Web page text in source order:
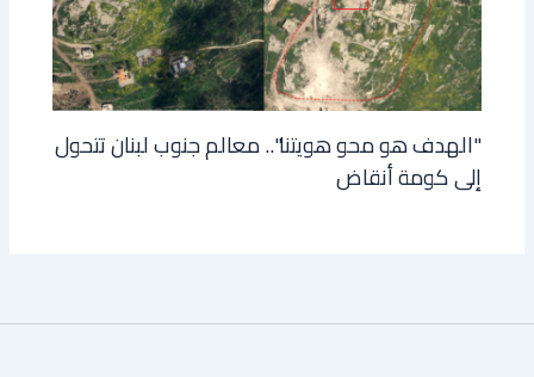
"الهدف هو محو هويتنا".. معالم جنوب لبنان تتحول
إلى كومة أنقاض